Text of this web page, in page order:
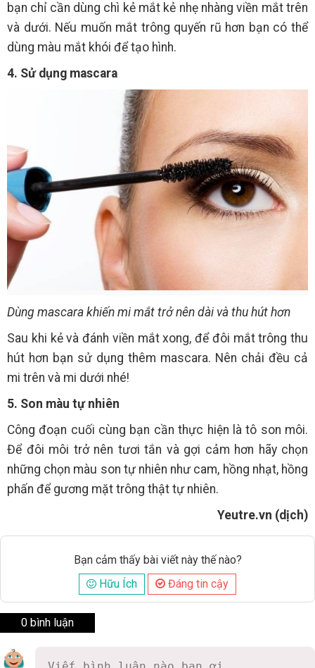
bạn chỉ cần dùng chì kẻ mắt kẻ nhẹ nhàng viền mắt trên
và dưới. Nếu muốn mắt trông quyến rũ hơn bạn có thể
dùng màu mắt khói để tạo hình.
4. Sử dụng mascara
Dùng mascara khiến mi mắt trở nên dài và thu hút hơn
Sau khi kẻ và đánh viền mắt xong, để đôi mắt trông thu
hút hơn bạn sử dụng thêm mascara. Nên chải đều cả
mi trên và mi dưới nhé!
5. Son màu tự nhiên
Công đoạn cuối cùng bạn cần thực hiện là tô son môi.
Để đôi môi trở nên tươi tắn và gợi cảm hơn hãy chọn
những chọn màu son tự nhiên như cam, hồng nhạt, hồng
phấn để gương mặt trông thật tự nhiên.
Yeutre.vn (dịch)
Bạn cảm thấy bài viết này thế nào?
Hữu Ích
Đáng tin cậy
0 bình luận